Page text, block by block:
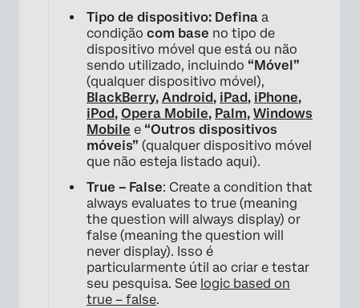
Tipo de dispositivo: Defina a
condição com base no tipo de
dispositivo móvel que está ou não
sendo utilizado, incluindo “Móvel”
(qualquer dispositivo móvel),
BlackBerry, Android, iPad, iPhone,
iPod, Opera Mobile, Palm, Windows
Mobile e “Outros dispositivos
móveis” (qualquer dispositivo móvel
que não esteja listado aqui).
True – False: Create a condition that
always evaluates to true (meaning
the question will always display) or
false (meaning the question will
never display). Isso é
particularmente útil ao criar e testar
seu pesquisa. See logic based on
true – false.